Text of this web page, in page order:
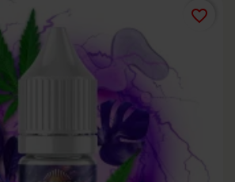
favorite_border